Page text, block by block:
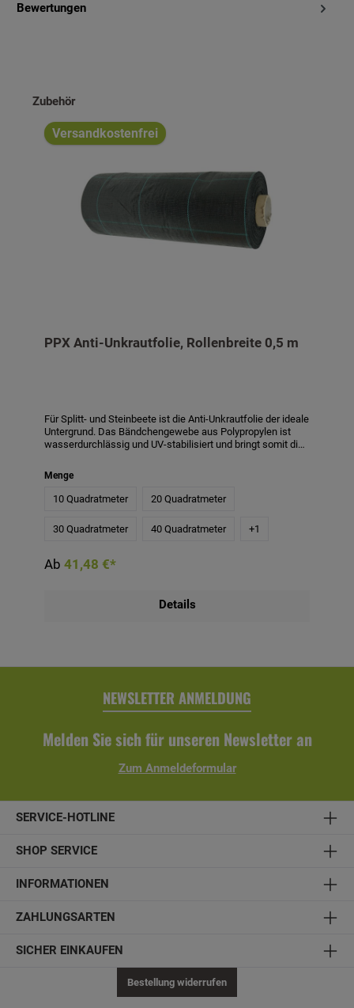
Bewertungen
Produktgalerie überspringen
Zubehör
Versandkostenfrei
PPX Anti-Unkrautfolie, Rollenbreite 0,5 m
Für Splitt- und Steinbeete ist die Anti-Unkrautfolie der ideale
Untergrund. Das Bändchengewebe aus Polypropylen ist
wasserdurchlässig und UV-stabilisiert und bringt somit die
sich. Bei Verwendung der PPX Folie zur Verringerung von
Unkraut wird empfohlen, eine Schichthöhe von mindestens
4-5 cm anzuwenden. Bei einer geringeren Schichthöhe
haben z. B. Flugpollen leichteres Spiel sich festzusetzen
Produktmerkmale:- Material: Polypropylen- Qualität: ca. 110
weist 15 x 15 cm große, grüne Markierungen auf-
Rollenbreite: 0,5 m
Menge
10 Quadratmeter 20 Quadratmeter
30 Quadratmeter 40 Quadratmeter +1
Ab 41,48 €*
Details
NEWSLETTER ANMELDUNG
Melden Sie sich für unseren Newsletter an
Zum Anmeldeformular
SERVICE-HOTLINE
SHOP SERVICE
INFORMATIONEN
ZAHLUNGSARTEN
SICHER EINKAUFEN
Bestellung widerrufen